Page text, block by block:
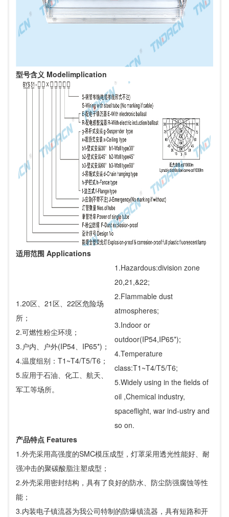
型号含义 Modelimplication
适用范围 Applications
1.20区、21区、22区危险场
所；
2.可燃性粉尘环境；
3.户内、户外(IP54、IP65*)；
4.温度组别：T1~T4/T5/T6；
5.应用于石油、化工、航天、
军工等场所。
1.Hazardous:division zone
20,21,&22;
2.Flammable dust
atmospheres;
3.Indoor or
outdoor(IP54,IP65*);
4.Temperature
class:T1~T4/T5/T6;
5.Widely using in the fields of
oil ,Chemical industry,
spaceflight, war ind-ustry and
so on.
产品特点 Features
1.外壳采用高强度的SMC模压成型，灯罩采用透光性能好、耐
强冲击的聚碳酸脂注塑成型；
2.外壳采用密封结构，具有了良好的防水、防尘防强腐蚀等性
能；
3.内装电子镇流器为我公司特制的防爆镇流器，具有短路和开